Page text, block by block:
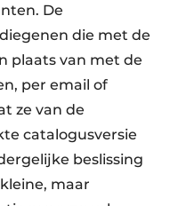
De
die met de
plaats van met de
per email of
ze van de
catalogusversie
beslissing
maar